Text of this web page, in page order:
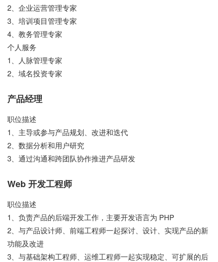
2、企业运营管理专家
3、培训项目管理专家
4、教务管理专家
个人服务
1、人脉管理专家
2、域名投资专家
产品经理
职位描述
1、主导或参与产品规划、改进和迭代
2、数据分析和用户研究
3、通过沟通和跨团队协作推进产品研发
Web 开发工程师
职位描述
1、负责产品的后端开发工作，主要开发语言为 PHP
2、与产品设计师、前端工程师一起探讨、设计、实现产品的新
功能及改进
3、与基础架构工程师、运维工程师一起实现稳定、可扩展的后